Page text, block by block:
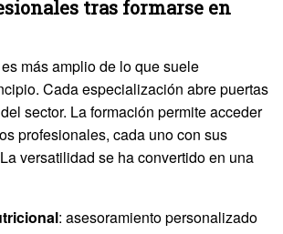
tras formarse en
más amplio de lo que suele
Cada especialización abre puertas
sector. La formación permite acceder
profesionales, cada uno con sus
versatilidad se ha convertido en una
: asesoramiento personalizado